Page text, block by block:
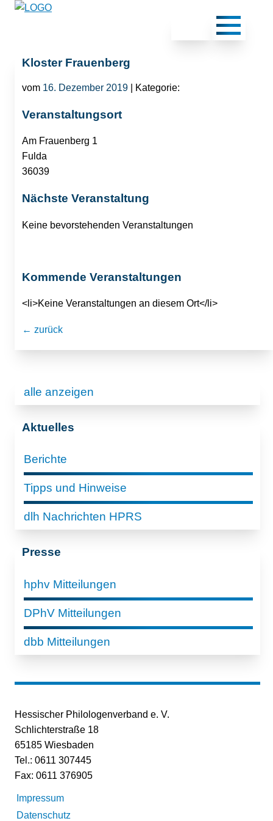
Kloster Frauenberg
vom 16. Dezember 2019 | Kategorie:
Veranstaltungsort
Am Frauenberg 1
Fulda
36039
Nächste Veranstaltung
Keine bevorstehenden Veranstaltungen
Kommende Veranstaltungen
<li>Keine Veranstaltungen an diesem Ort</li>
← zurück
alle anzeigen
Aktuelles
Berichte
Tipps und Hinweise
dlh Nachrichten HPRS
Presse
hphv Mitteilungen
DPhV Mitteilungen
dbb Mitteilungen
Hessischer Philologenverband e. V.
Schlichterstraße 18
65185 Wiesbaden
Tel.: 0611 307445
Fax: 0611 376905
Impressum
Datenschutz